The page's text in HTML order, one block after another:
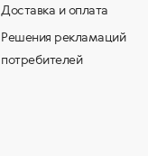
Доставка и оплата
Решения рекламаций
потребителей